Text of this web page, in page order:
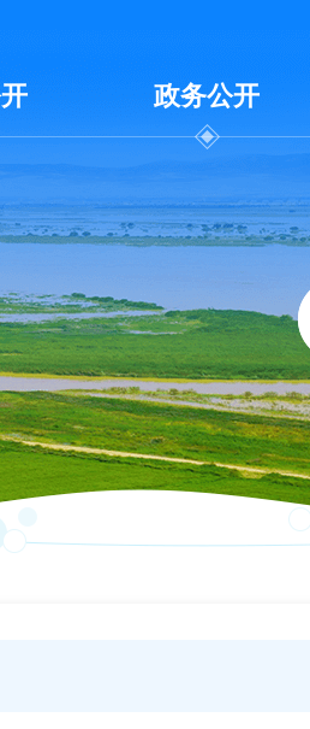
政务公开